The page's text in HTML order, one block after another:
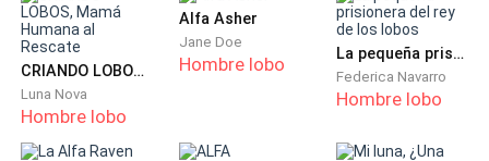
—Era la única forma de acercarme a tu familia.
¿Tienes idea de lo aburrido que es fingir estar
enamorado de una chica que apenas habla? Su lobo es
una broma.
CRIANDO LOBOS, Mamá Humana al Rescate
Luna Nova
Hombre lobo
Alfa Asher
Jane Doe
Hombre lobo La pequeña prisionera del rey de los lobos
Federica Navarro
Hombre lobo